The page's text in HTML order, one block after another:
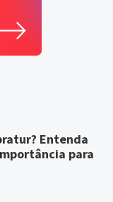
Entenda
para